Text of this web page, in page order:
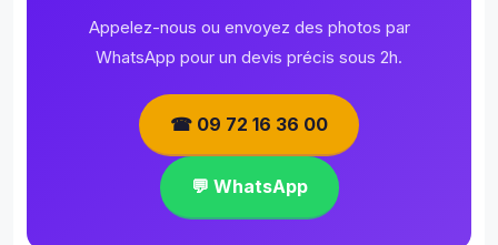
Appelez-nous ou envoyez des photos par
WhatsApp pour un devis précis sous 2h.
☎ 09 72 16 36 00
💬 WhatsApp